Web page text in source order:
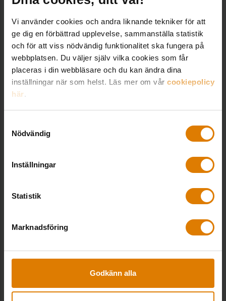
Vi använder cookies och andra liknande tekniker för att
ge dig en förbättrad upplevelse, sammanställa statistik
och för att viss nödvändig funktionalitet ska fungera på
webbplatsen. Du väljer själv vilka cookies som får
placeras i din webbläsare och du kan ändra dina
inställningar när som helst. Läs mer om vår cookiepolicy
här.
Nödvändig
Inställningar
Statistik
Marknadsföring
Godkänn alla
Goda exempel från Allmännyttan
Affärsmässighet och poängfrihet